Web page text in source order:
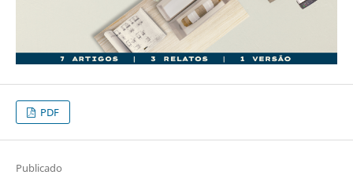
PDF
Publicado